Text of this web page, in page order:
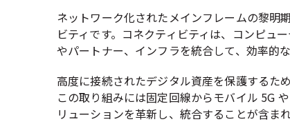
ネットワーク化されたメインフレームの黎明
ビティです。コネクティビティは、コンピュ
やパートナー、インフラを統合して、効率的
高度に接続されたデジタル資産を保護するた
この取り組みには固定回線からモバイル 5G
リューションを革新し、統合することが含まれ